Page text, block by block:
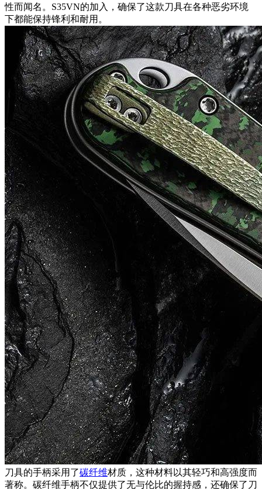
性而闻名。S35VN的加入，确保了这款刀具在各种恶劣环境
下都能保持锋利和耐用。
刀具的手柄采用了碳纤维材质，这种材料以其轻巧和高强度而
著称。碳纤维手柄不仅提供了无与伦比的握持感，还确保了刀